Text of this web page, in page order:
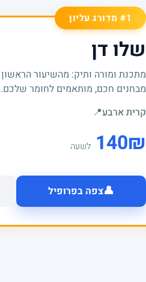
#1 מדורג עליון
שלו דן
מתכנת ומורה ותיק: מהשיעור
מבחנים חכם, מותאמים לחומר שלכם.
קרית ארבע📍
₪
140 לשעה
👤צפה בפרופיל